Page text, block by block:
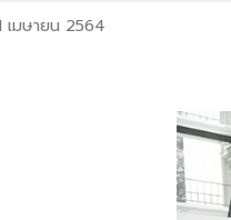
เมษายน 2564